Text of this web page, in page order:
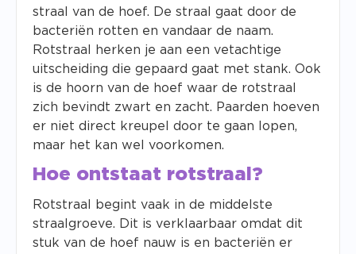
straal van de hoef. De straal gaat door de
bacteriën rotten en vandaar de naam.
Rotstraal herken je aan een vetachtige
uitscheiding die gepaard gaat met stank. Ook
is de hoorn van de hoef waar de rotstraal
zich bevindt zwart en zacht. Paarden hoeven
er niet direct kreupel door te gaan lopen,
maar het kan wel voorkomen.
Hoe ontstaat rotstraal?
Rotstraal begint vaak in de middelste
straalgroeve. Dit is verklaarbaar omdat dit
stuk van de hoef nauw is en bacteriën er